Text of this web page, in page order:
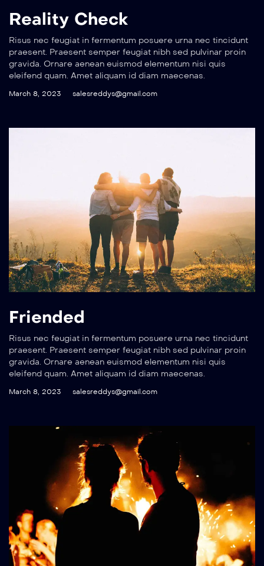
Reality Check
Risus nec feugiat in fermentum posuere urna nec tincidunt
praesent. Praesent semper feugiat nibh sed pulvinar proin
gravida. Ornare aenean euismod elementum nisi quis
eleifend quam. Amet aliquam id diam maecenas.
March 8, 2023 salesreddys@gmail.com
Friended
Risus nec feugiat in fermentum posuere urna nec tincidunt
praesent. Praesent semper feugiat nibh sed pulvinar proin
gravida. Ornare aenean euismod elementum nisi quis
eleifend quam. Amet aliquam id diam maecenas.
March 8, 2023 salesreddys@gmail.com